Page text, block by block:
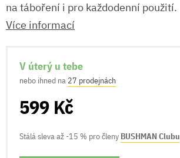
na táboření i pro každodenní použití.
Více informací
V úterý u tebe
nebo ihned na 27 prodejnách
599 Kč
Stálá sleva až -15 % pro členy BUSHMAN Clubu